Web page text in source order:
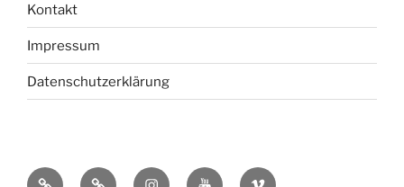
Kontakt
Impressum
Datenschutzerklärung
bsky MastadonInstagramYou Vimeo